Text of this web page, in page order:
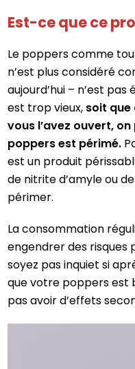
Est-ce que ce
Le poppers comme
n’est plus considéré
aujourd’hui – n’est
est trop vieux, soit que
vous l’avez ouvert,
poppers est périmé.
est un produit
de nitrite d’amyle ou
périmer.
La consommation
engendrer des risques
soyez pas inquiet si
que votre poppers est
pas avoir d’effets